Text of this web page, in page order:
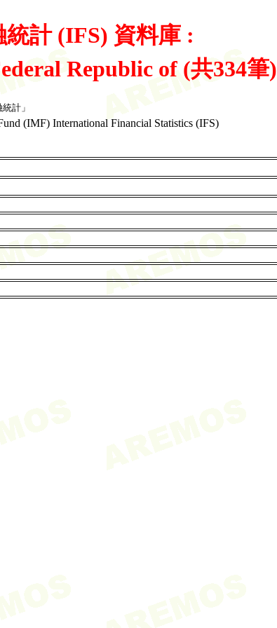
計 (IFS) 資料庫 :
Republic of (共334筆)
計」
(IMF) International Financial Statistics (IFS)